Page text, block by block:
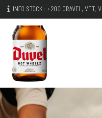
INFO STOCK : +200 GRAVEL, VTT, VTC, E-